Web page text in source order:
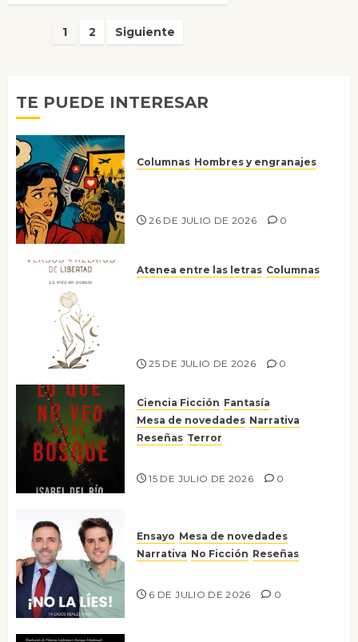
Paginación
1 2 Siguiente
TE PUEDE INTERESAR
Columnas Hombres y engranajes
26 DE JULIO DE 2026 0
Atenea entre las letras Columnas
25 DE JULIO DE 2026 0
Ciencia Ficción Fantasía
Mesa de novedades Narrativa
Reseñas Terror
15 DE JULIO DE 2026 0
Ensayo Mesa de novedades
Narrativa No Ficción Reseñas
6 DE JULIO DE 2026 0